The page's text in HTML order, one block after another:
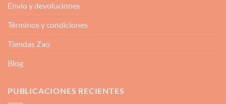
Envío y devoluciones
Términos y condiciones
Tiendas Zao
Blog
PUBLICACIONES RECIENTES